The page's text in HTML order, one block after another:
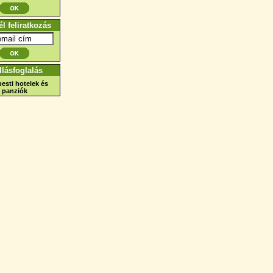
feliratkozás
hotelek és
panziók